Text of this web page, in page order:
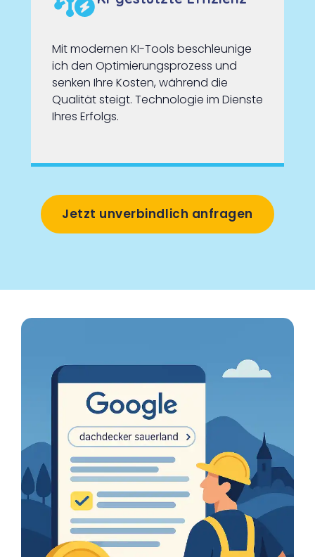
Mit modernen KI-Tools beschleunige
ich den Optimierungsprozess und
senken Ihre Kosten, während die
Qualität steigt. Technologie im Dienste
Ihres Erfolgs.
Jetzt unverbindlich anfragen